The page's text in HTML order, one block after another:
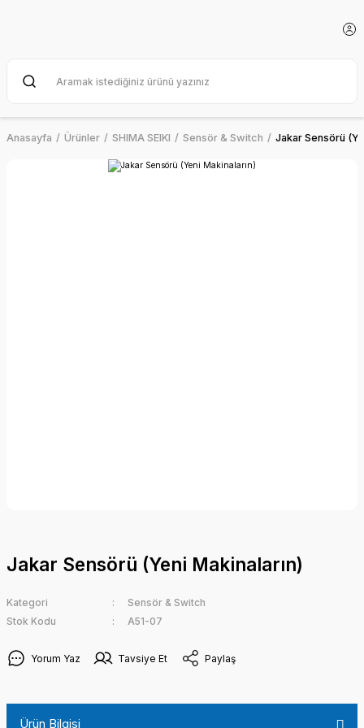
Anasayfa Ürünler SHIMA SEIKI Sensör & Switch Jakar Sensörü
Jakar Sensörü (Yeni Makinaların)
Kategori
Sensör & Switch
Stok Kodu
A51-07
Yorum Yaz Tavsiye Et Paylaş
Ürün Bilgisi